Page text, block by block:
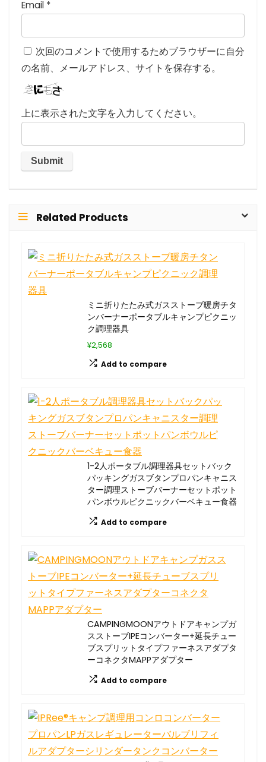
Email *
次回のコメントで使用するためブラウザーに自分
の名前、メールアドレス、サイトを保存する。
上に表示された文字を入力してください。
Related Products
ミニ折りたたみ式ガスストーブ暖房チタ
ンバーナーポータブルキャンプピクニッ
ク調理器具
¥2,568
Add to compare
1-2人ポータブル調理器具セットバック
パッキングガスブタンプロパンキャニス
ター調理ストーブバーナーセットポット
パンボウルピクニックバーベキュー食器
Add to compare
CAMPINGMOONアウトドアキャンプガ
スストーブIPEコンバーター+延長チュー
ブスプリットタイプファーネスアダプタ
ーコネクタMAPPアダプター
Add to compare